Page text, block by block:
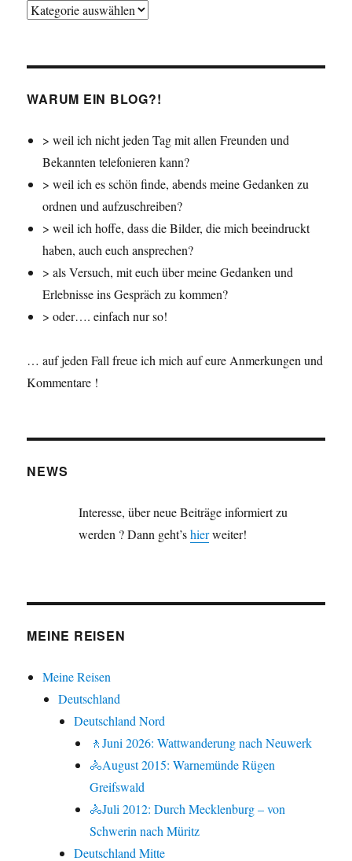
Jahr
WARUM EIN BLOG?!
> weil ich nicht jeden Tag mit allen Freunden und
Bekannten telefonieren kann?
> weil ich es schön finde, abends meine Gedanken zu
ordnen und aufzuschreiben?
> weil ich hoffe, dass die Bilder, die mich beeindruckt
haben, auch euch ansprechen?
> als Versuch, mit euch über meine Gedanken und
Erlebnisse ins Gespräch zu kommen?
> oder…. einfach nur so!
… auf jeden Fall freue ich mich auf eure Anmerkungen und
Kommentare !
NEWS
Interesse, über neue Beiträge informiert zu
werden ? Dann geht’shierweiter!
MEINE REISEN
Meine Reisen
Deutschland
Deutschland Nord
🚶Juni 2026: Wattwanderung nach Neuwerk
🚴August 2015: Warnemünde Rügen
Greifswald
🚴Juli 2012: Durch Mecklenburg – von
Schwerin nach Müritz
Deutschland Mitte